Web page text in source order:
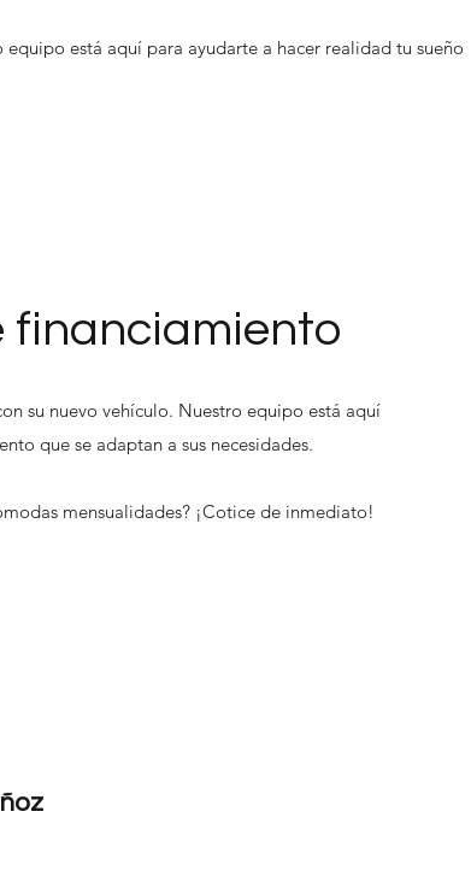
está aquí para ayudarte a hacer realidad tu sueño
financiamiento
su nuevo vehículo. Nuestro equipo está aquí
que se adaptan a sus necesidades.
mensualidades? ¡Cotice de inmediato!